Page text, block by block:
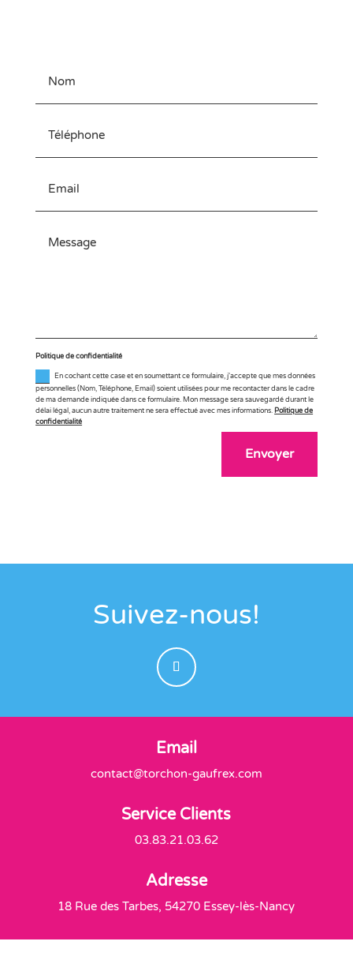
Politique de confidentialité
En cochant cette case et en soumettant ce formulaire, j'accepte que mes données
personnelles (Nom, Téléphone, Email) soient utilisées pour me recontacter dans le cadre
de ma demande indiquée dans ce formulaire. Mon message sera sauvegardé durant le
délai légal, aucun autre traitement ne sera effectué avec mes informations. Politique de
confidentialité
Envoyer
Suivez-nous!
Email
contact@torchon-gaufrex.com
Service Clients
03.83.21.03.62
Adresse
18 Rue des Tarbes, 54270 Essey-lès-Nancy